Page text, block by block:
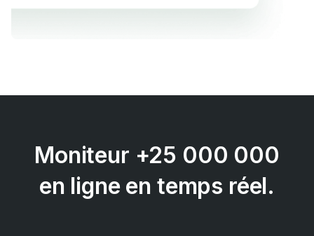
Moniteur +25 000 000
en ligne en temps réel.